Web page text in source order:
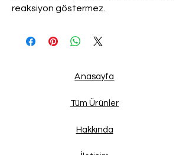
reaksiyon göstermez.
Anasayfa
Tüm Ürünler
Hakkında